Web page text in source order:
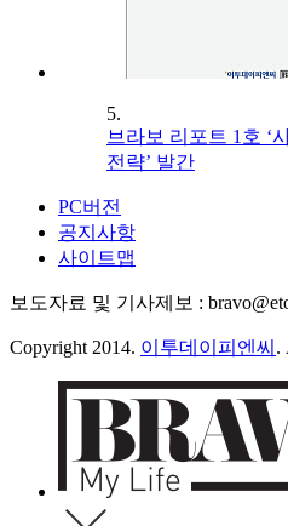
5.
브라보 리포트 1호 ‘
전략’ 발간
PC버전
공지사항
사이트맵
보도자료 및 기사제보 :
Copyright 2014. 이투데이피엔씨 .